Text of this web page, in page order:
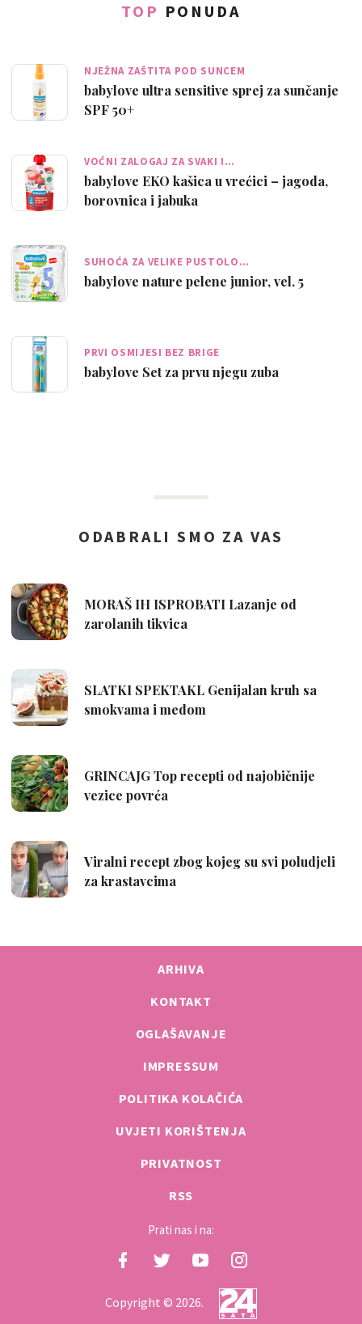
TOP PONUDA
NJEŽNA ZAŠTITA POD SUNCEM
babylove ultra sensitive sprej za sunčanje
SPF 50+
VOĆNI ZALOGAJ ZA SVAKI I…
babylove EKO kašica u vrećici – jagoda,
borovnica i jabuka
SUHOĆA ZA VELIKE PUSTOLO…
babylove nature pelene junior, vel. 5
PRVI OSMIJESI BEZ BRIGE
babylove Set za prvu njegu zuba
ARHIVA
KONTAKT
OGLAŠAVANJE
IMPRESSUM
POLITIKA KOLAČIĆA
UVJETI KORIŠTENJA
PRIVATNOST
RSS
Prati nas i na:
Copyright © 2026.